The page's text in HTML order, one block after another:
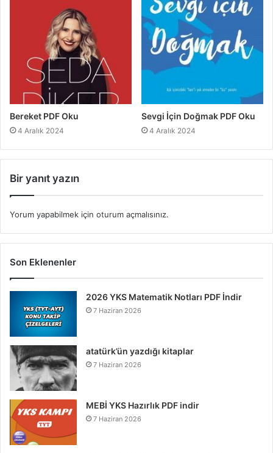
Bereket PDF Oku
4 Aralık 2024
Sevgi İçin Doğmak PDF Oku
4 Aralık 2024
Bir yanıt yazın
Yorum yapabilmek için oturum açmalısınız.
Son Eklenenler
2026 YKS Matematik Notları PDF İndir
7 Haziran 2026
atatürk’ün yazdığı kitaplar
7 Haziran 2026
MEBİ YKS Hazırlık PDF indir
7 Haziran 2026